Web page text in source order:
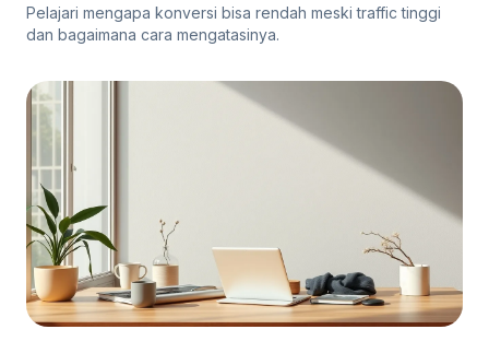
Pelajari mengapa konversi bisa rendah meski traffic tinggi
dan bagaimana cara mengatasinya.